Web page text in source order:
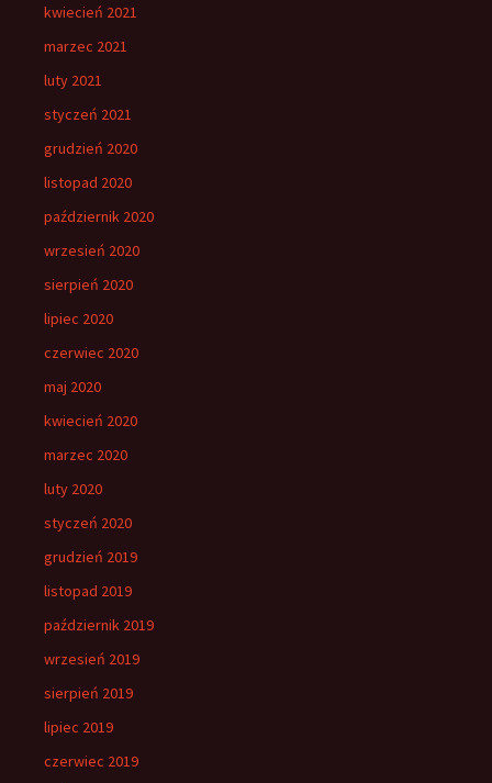
kwiecień 2021
marzec 2021
luty 2021
styczeń 2021
grudzień 2020
listopad 2020
październik 2020
wrzesień 2020
sierpień 2020
lipiec 2020
czerwiec 2020
maj 2020
kwiecień 2020
marzec 2020
luty 2020
styczeń 2020
grudzień 2019
listopad 2019
październik 2019
wrzesień 2019
sierpień 2019
lipiec 2019
czerwiec 2019